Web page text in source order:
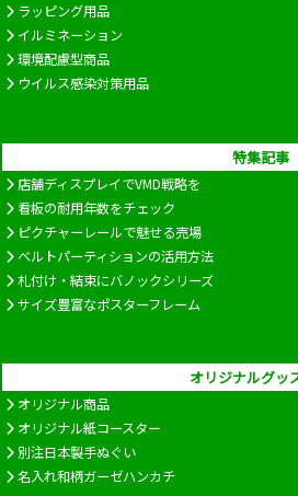
ラッピング用品
イルミネーション
環境配慮型商品
ウイルス感染対策用品
特集記事
店舗ディスプレイでVMD戦略を
看板の耐用年数をチェック
ピクチャーレールで魅せる売場
ベルトパーティションの活用方法
札付け・結束にバノックシリーズ
サイズ豊富なポスターフレーム
オリジナルグッ
オリジナル商品
オリジナル紙コースター
別注日本製手ぬぐい
名入れ和柄ガーゼハンカチ